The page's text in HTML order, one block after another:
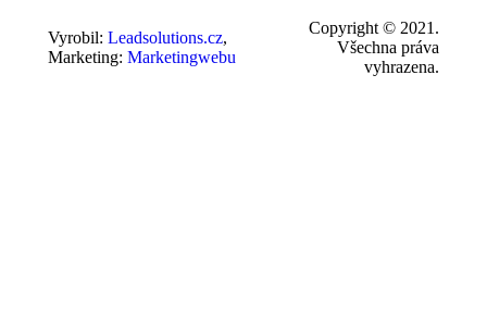
Vyrobil: Leadsolutions.cz,
Marketing: Marketingwebu
Copyright © 2021.
Všechna práva
vyhrazena.